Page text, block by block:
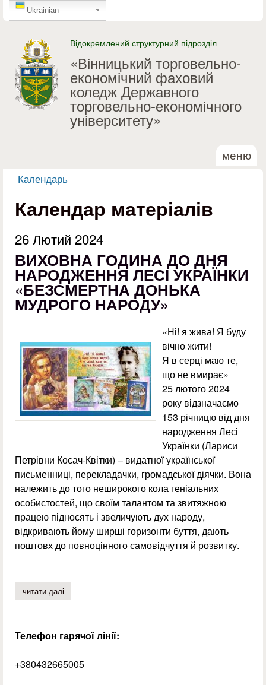
Перейти до основного
GTranslate
Ukrainian
Відокремлений структурний підрозділ
«Вінницький торговельно-
економічний фаховий
коледж Державного
торговельно-економічного
університету»
меню
Ви є тут
Календарь
Календар матеріалів
26 Лютий 2024
ВИХОВНА ГОДИНА ДО ДНЯ
НАРОДЖЕННЯ ЛЕСІ УКРАЇНКИ
«БЕЗСМЕРТНА ДОНЬКА
МУДРОГО НАРОДУ»
«Ні! я жива! Я буду
вічно жити!
Я в серці маю те,
що не вмирає»
25 лютого 2024
року відзначаємо
153 річницю від дня
народження Лесі
Українки (Лариси
Петрівни Косач-Квітки) – видатної української
письменниці, перекладачки, громадської діячки. Вона
належить до того неширокого кола геніальних
особистостей, що своїм талантом та звитяжною
працею підносять і звеличують дух народу,
відкривають йому ширші горизонти буття, дають
поштовх до повноцінного самовідчуття й розвитку.
читати далі
Телефон гарячої лінії:
+380432665005